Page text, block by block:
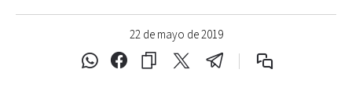
22 de mayo de 2019